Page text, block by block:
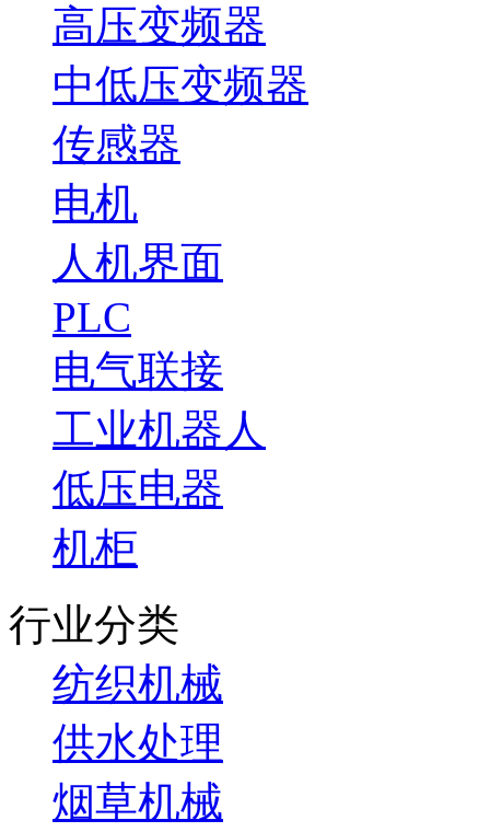
高压变频器
中低压变频器
传感器
电机
人机界面
PLC
电气联接
工业机器人
低压电器
机柜
行业分类
纺织机械
供水处理
烟草机械